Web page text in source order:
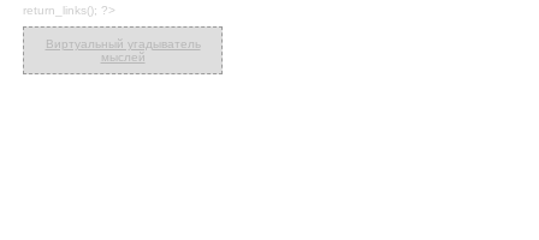
return_links(); ?>
Виртуальный угадыватель
мыслей